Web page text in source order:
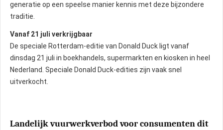
generatie op een speelse manier kennis met deze bijzondere
traditie.
Vanaf 21 juli verkrijgbaar
De speciale Rotterdam-editie van Donald Duck ligt vanaf
dinsdag 21 juli in boekhandels, supermarkten en kiosken in heel
Nederland. Speciale Donald Duck-edities zijn vaak snel
uitverkocht.
Landelijk vuurwerkverbod voor consumenten dit